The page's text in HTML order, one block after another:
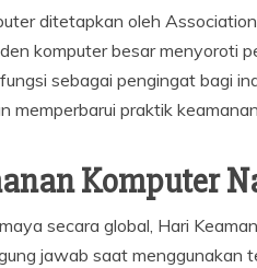
ditetapkan oleh
komputer besar menyoroti
sebagai pengingat bagi
memperbarui praktik
Komputer
secara global, Hari
jawab saat menggunakan